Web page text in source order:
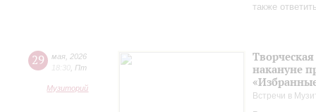
также
29 мая 2026
18:30 Пт
Музиторий
накануне
Встречи в